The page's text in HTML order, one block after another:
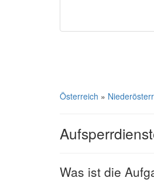
Österreich »
Was ist die